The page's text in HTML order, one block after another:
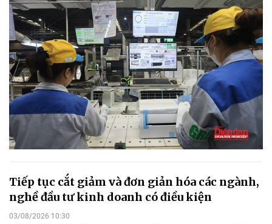
Tiếp tục cắt giảm và đơn giản hóa các ngành,
nghề đầu tư kinh doanh có điều kiện
03/08/2026 10:30